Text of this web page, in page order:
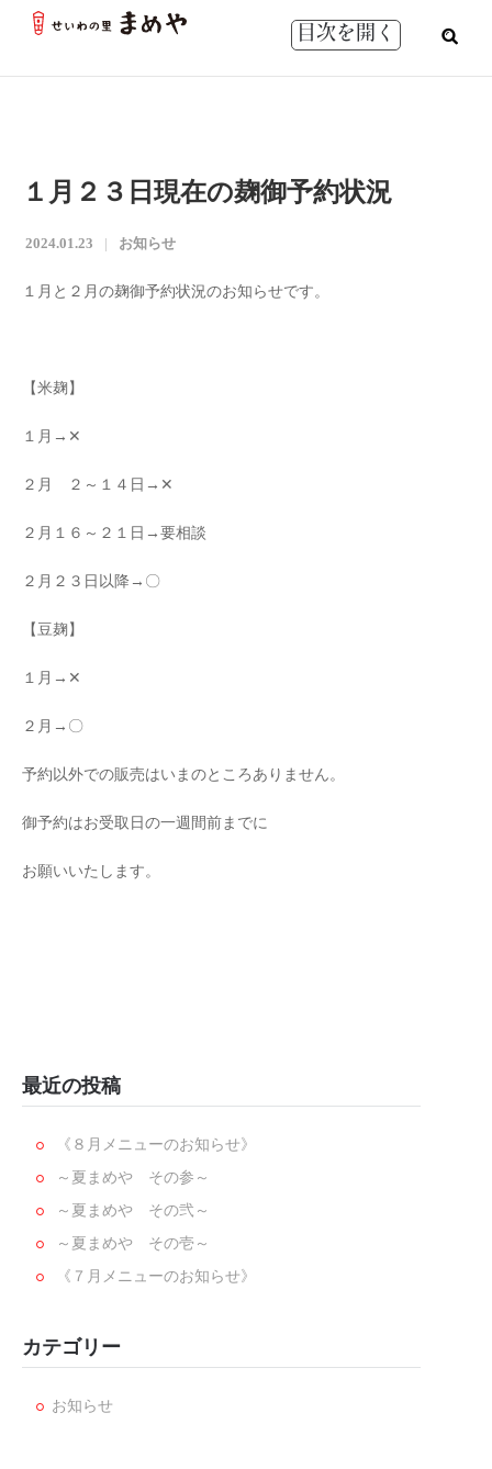
目次を開く
１月２３日現在の麹御予約状況
2024.01.23 お知らせ
１月と２月の麹御予約状況のお知らせです。
【米麹】
１月→✕
２月 ２～１４日→✕
２月１６～２１日→要相談
２月２３日以降→〇
【豆麹】
１月→✕
２月→〇
予約以外での販売はいまのところありません。
御予約はお受取日の一週間前までに
お願いいたします。
最近の投稿
《８月メニューのお知らせ》
～夏まめや その参～
～夏まめや その弐～
～夏まめや その壱～
《７月メニューのお知らせ》
カテゴリー
お知らせ